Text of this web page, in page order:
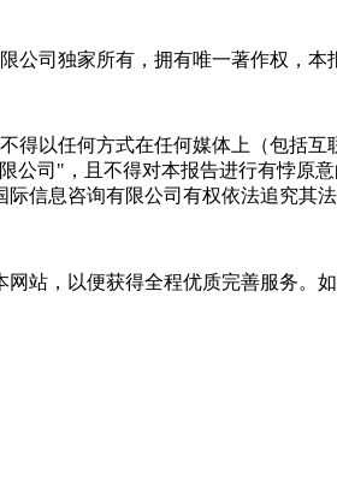
公司独家所有，拥有唯一著作权，
得以任何方式在任何媒体上（包括
公司"，且不得对本报告进行有悖原
信息咨询有限公司有权依法追究其法
站，以便获得全程优质完善服务。